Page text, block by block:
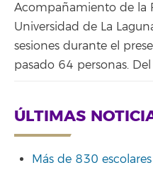
Acompañamiento de la
Universidad de La
sesiones durante el
pasado 64 personas.
ÚLTIMAS
Más de 830